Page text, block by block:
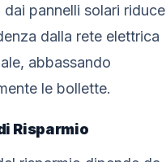
pannelli solari riduce
dalla rete elettrica
abbassando
le bollette.
Risparmio